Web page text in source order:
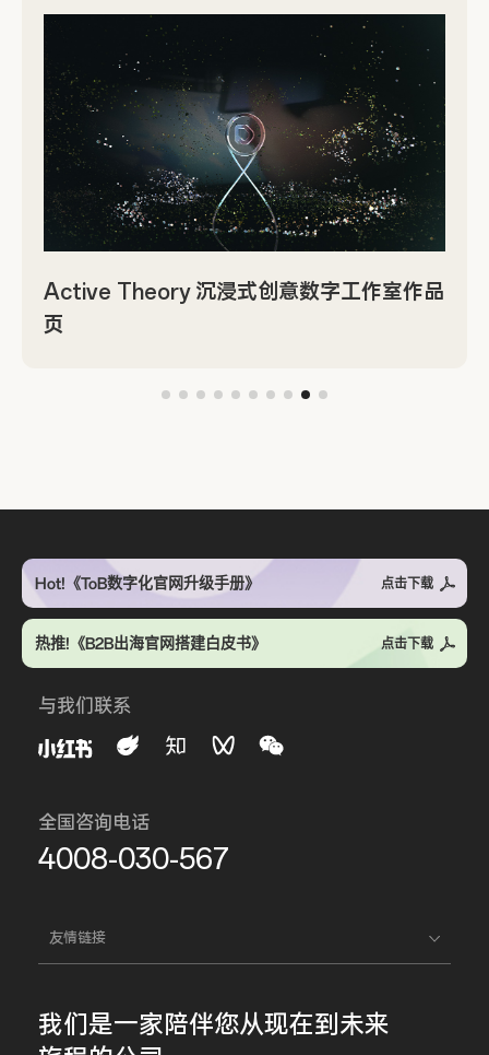
Active Theory 沉浸式创意数字工作室作品
页
Hot!《ToB数字化官网升级手册》 点击下载
热推!《B2B出海官网搭建白皮书》 点击下载
与我们联系
全国咨询电话
4008-030-567
友情链接
我们是一家陪伴您从现在到未来